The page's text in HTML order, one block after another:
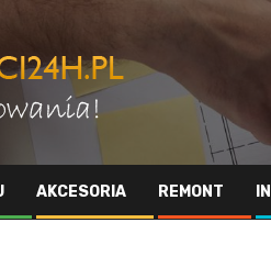
AKCESORIA REMONT